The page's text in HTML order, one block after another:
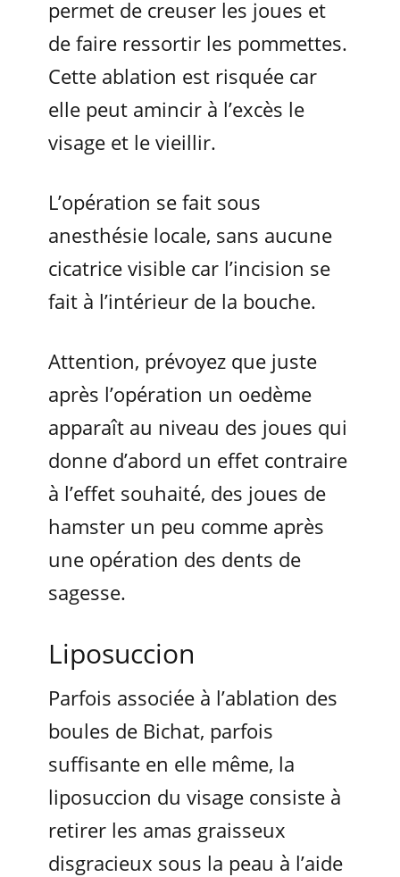
permet de creuser les joues et
de faire ressortir les pommettes.
Cette ablation est risquée car
elle peut amincir à l’excès le
visage et le vieillir.
L’opération se fait sous
anesthésie locale, sans aucune
cicatrice visible car l’incision se
fait à l’intérieur de la bouche.
Attention, prévoyez que juste
après l’opération un oedème
apparaît au niveau des joues qui
donne d’abord un effet contraire
à l’effet souhaité, des joues de
hamster un peu comme après
une opération des dents de
sagesse.
Liposuccion
Parfois associée à l’ablation des
boules de Bichat, parfois
suffisante en elle même, la
liposuccion du visage consiste à
retirer les amas graisseux
disgracieux sous la peau à l’aide